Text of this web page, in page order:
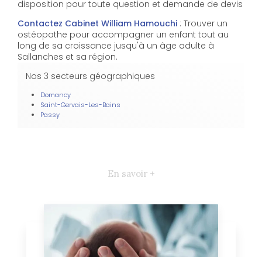
disposition pour toute question et demande de devis
Contactez Cabinet William Hamouchi : Trouver un
ostéopathe pour accompagner un enfant tout au
long de sa croissance jusqu'à un âge adulte à
Sallanches et sa région.
Nos 3 secteurs géographiques
Domancy
Saint-Gervais-Les-Bains
Passy
En savoir +